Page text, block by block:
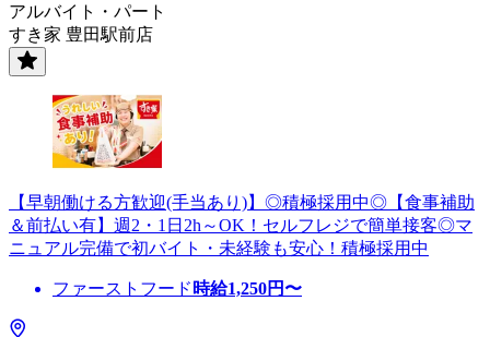
アルバイト・パート
すき家 豊田駅前店
【早朝働ける方歓迎(手当あり)】◎積極採用中◎【食事補助
＆前払い有】週2・1日2h～OK！セルフレジで簡単接客◎マ
ニュアル完備で初バイト・未経験も安心！積極採用中
ファーストフード 時給1,250円〜